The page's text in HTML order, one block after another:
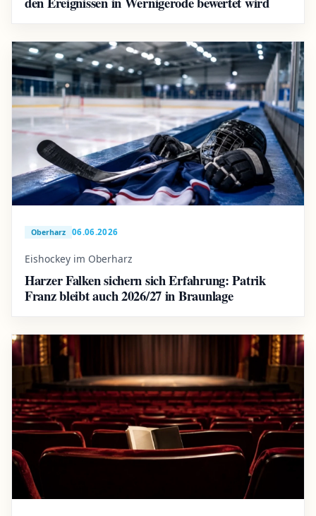
Oberharz 06.06.2026
Eishockey im Oberharz
Harzer Falken sichern sich Erfahrung: Patrik
Franz bleibt auch 2026/27 in Braunlage